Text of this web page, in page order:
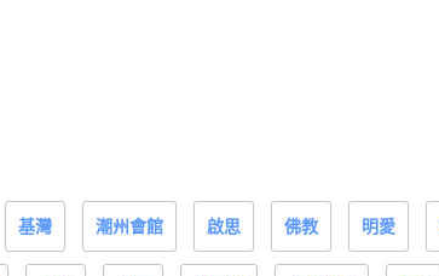
基灣 潮州會館 啟思 佛教 明愛